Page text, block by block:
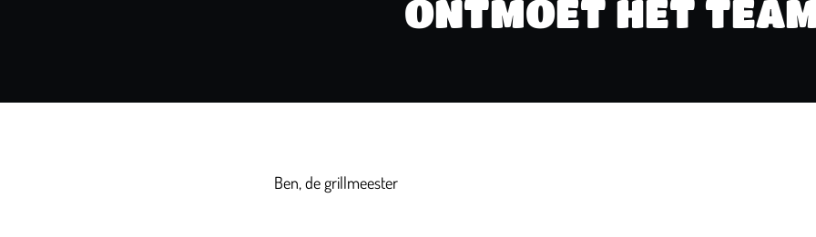
ONTMOET HET
Ben, de grillmeester